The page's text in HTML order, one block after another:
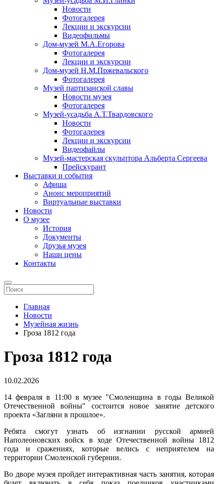
Новости
Фотогалерея
Лекции и экскурсии
Видеофильмы
Дом-музей М.А.Егорова
Фотогалерея
Лекции и экскурсии
Дом-музей Н.М.Пржевальского
Фотогалерея
Музей партизанской славы
Новости музея
Фотогалерея
Музей-усадьба А.Т.Твардовского
Новости
Фотогалерея
Лекции и экскурсии
Видеофайлы
Музей-мастерская скульптора Альберта Сергеева
Прейскурант
Выставки и события
Афиша
Анонс мероприятий
Виртуальные выставки
Новости
О музее
История
Документы
Друзья музея
Наши цены
Контакты
Главная
Новости
Музейная жизнь
Гроза 1812 года
Гроза 1812 года
10.02.2026
14 февраля в 11:00 в музее "Смоленщина в годы Великой
Отечественной войны" состоится новое занятие детского
проекта «Загляни в прошлое».
Ребята смогут узнать об изгнании русской армией
Наполеоновских войск в ходе Отечественной войны 1812
года и сражениях, которые велись с неприятелем на
территории Смоленской губернии.
Во дворе музея пройдет интерактивная часть занятия, которая